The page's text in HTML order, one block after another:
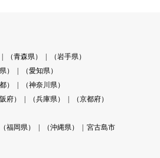
（青森県）
（岩手県）
）
（愛知県）
）
（神奈川県）
府） （兵庫県）
（京都府）
（福岡県） （沖縄県） 宮古島市